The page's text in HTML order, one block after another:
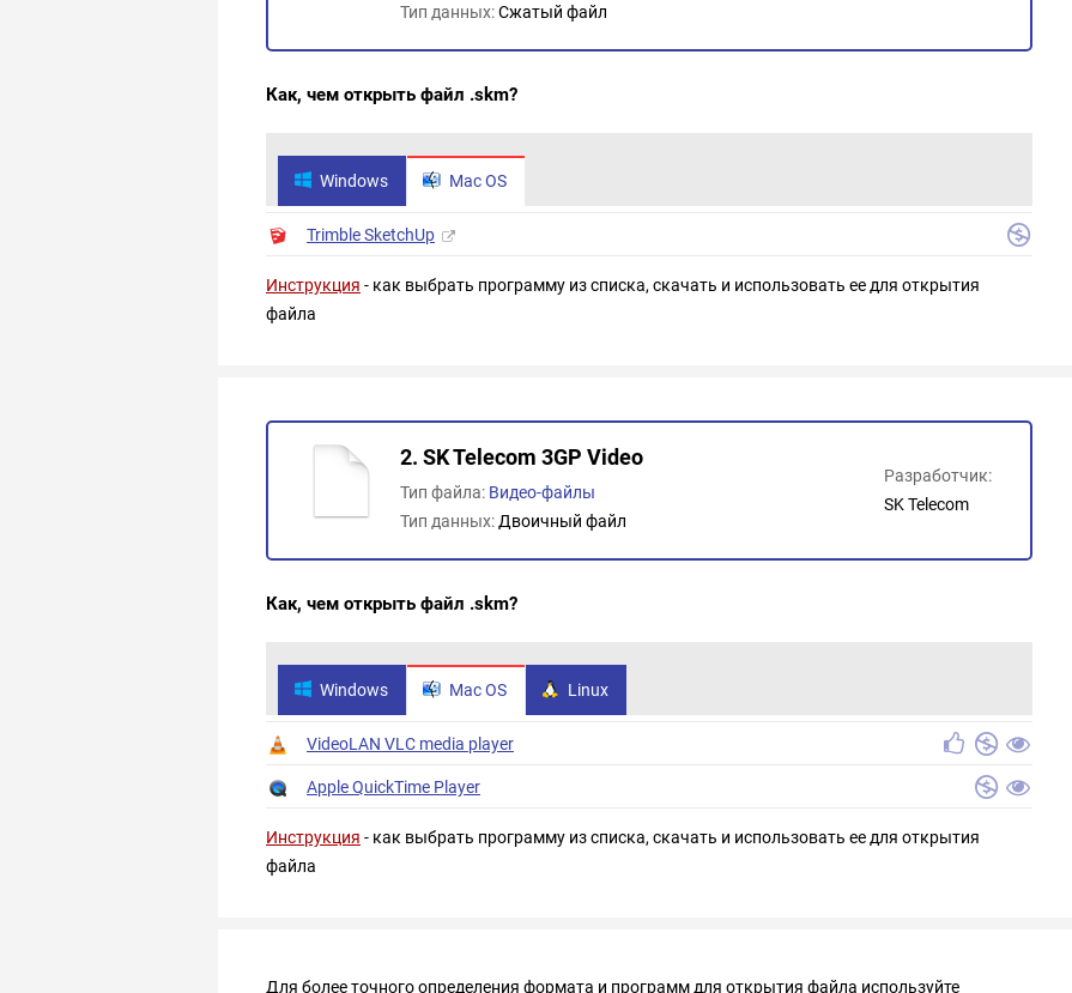
Тип данных:Сжатый файл
Как, чем открыть файл .skm?
Windows Mac OS
Trimble SketchUp
Инструкция - как выбрать программу из списка, скачать и использовать ее для открытия
файла
2. SK Telecom 3GP Video
Тип файла: Видео-файлы
Тип данных: Двоичный файл
Разработчик:
SK Telecom
Как, чем открыть файл .skm?
Windows Mac OS Linux
VideoLAN VLC media player
Apple QuickTime Player
Инструкция - как выбрать программу из списка, скачать и использовать ее для открытия
файла
Для более точного определения формата и программ для открытия файла используйте